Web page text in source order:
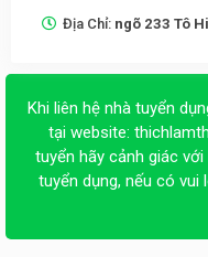
Địa Chỉ: ngõ 233 Tô
Khi liên hệ nhà tuyển
tại website:
tuyển hãy cảnh giác
tuyển dụng, nếu có